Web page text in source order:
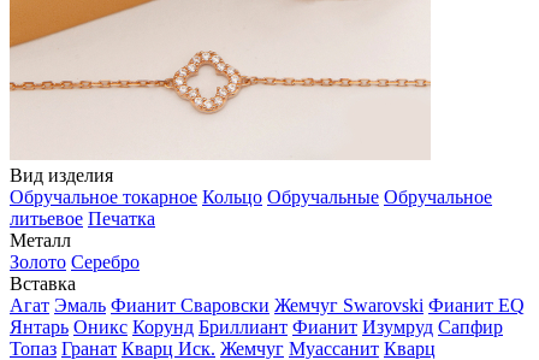
Вид изделия
Обручальное токарное Кольцо Обручальные Обручальное
литьевое Печатка
Металл
Золото Серебро
Вставка
Агат Эмаль Фианит Сваровски Жемчуг Swarovski Фианит EQ
Янтарь Оникс Корунд Бриллиант Фианит Изумруд Сапфир
Топаз Гранат Кварц Иск. Жемчуг Муассанит Кварц